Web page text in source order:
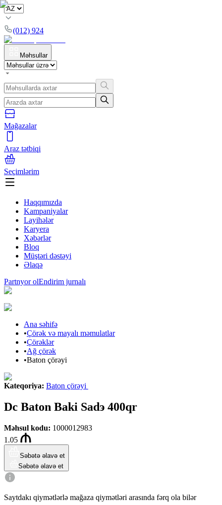
(012) 924
Məhsullar
Mağazalar
Araz tətbiqi
Seçimlərim
Haqqımızda
Kampaniyalar
Layihələr
Karyera
Xəbərlər
Bloq
Müştəri dəstəyi
Əlaqə
Partnyor olEndirim jurnalı
Ana səhifə
•Çörək və mayalı məmulatlar
•Çörəklər
•Ağ çörək
•Baton çörəyi
Kateqoriya: Baton çörəyi
Dc Baton Baki Sadэ 400qr
Məhsul kodu: 1000012983
1.05
Səbətə əlavə et
Səbətə əlavə et
Saytdakı qiymətlərlə mağaza qiymətləri arasında fərq ola bilər